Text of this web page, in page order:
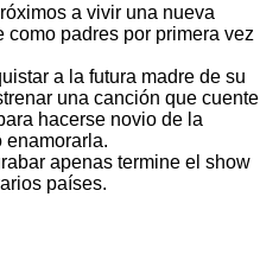
a vivir una nueva
padres por primera vez
a la futura madre de su
una canción que cuente
hacerse novio de la
enamorarla.
apenas termine el show
países.